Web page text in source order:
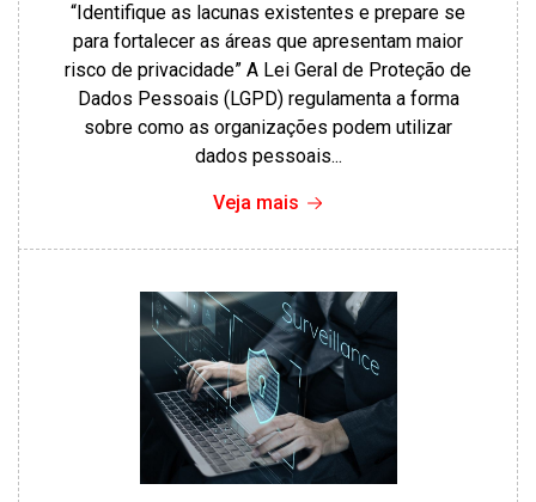
“Identifique as lacunas existentes e prepare se
para fortalecer as áreas que apresentam maior
risco de privacidade” A Lei Geral de Proteção de
Dados Pessoais (LGPD) regulamenta a forma
sobre como as organizações podem utilizar
dados pessoais...
Veja mais